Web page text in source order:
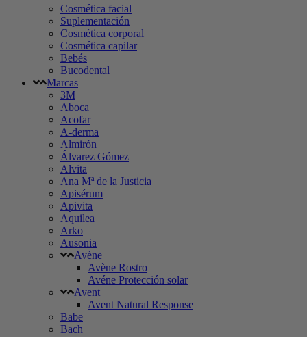
Cosmética facial
Suplementación
Cosmética corporal
Cosmética capilar
Bebés
Bucodental
Marcas
3M
Aboca
Acofar
A-derma
Almirón
Álvarez Gómez
Alvita
Ana Mª de la Justicia
Apisérum
Apivita
Aquilea
Arko
Ausonia
Avène
Avène Rostro
Avéne Protección solar
Avent
Avent Natural Response
Babe
Bach